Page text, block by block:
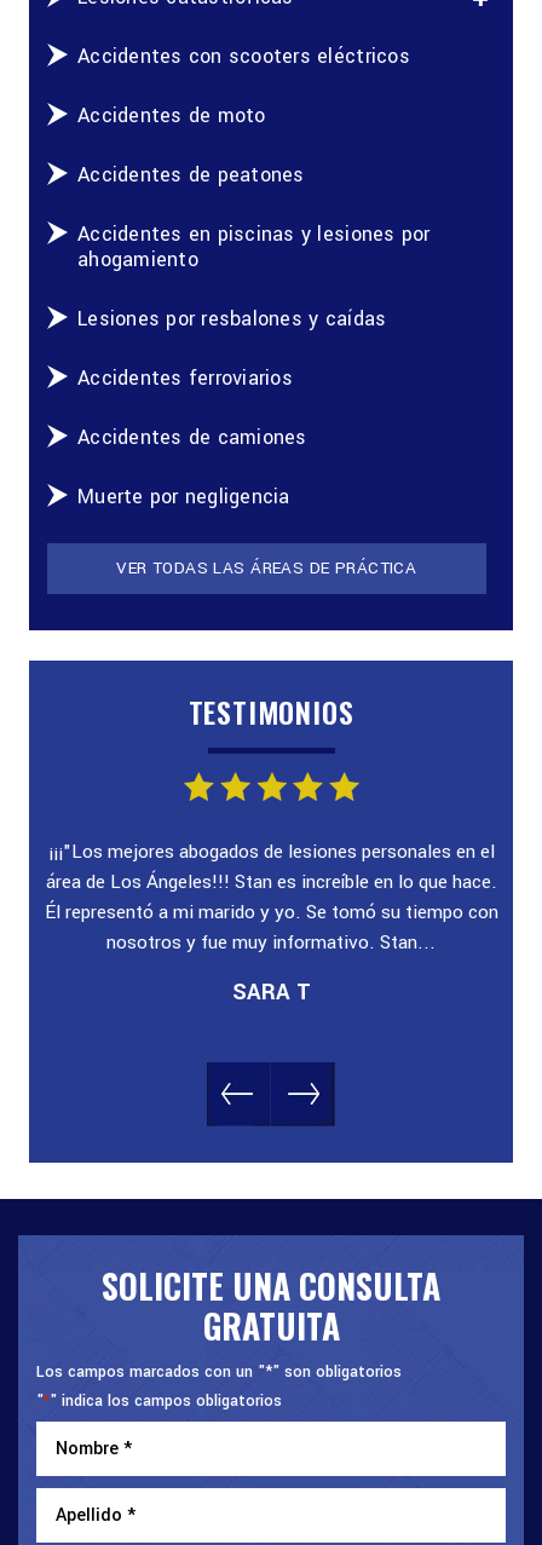
Accidentes con scooters eléctricos
Accidentes de moto
Accidentes de peatones
Accidentes en piscinas y lesiones por
ahogamiento
Lesiones por resbalones y caídas
Accidentes ferroviarios
Accidentes de camiones
Muerte por negligencia
VER TODAS LAS ÁREAS DE PRÁCTICA
TESTIMONIOS
¡¡¡"Los mejores abogados de lesiones personales en el
área de Los Ángeles!!! Stan es increíble en lo que hace.
Él representó a mi marido y yo. Se tomó su tiempo con
nosotros y fue muy informativo. Stan...
SARA T
SOLICITE UNA CONSULTA
GRATUITA
Los campos marcados con un "*" son obligatorios
"*" indica los campos obligatorios